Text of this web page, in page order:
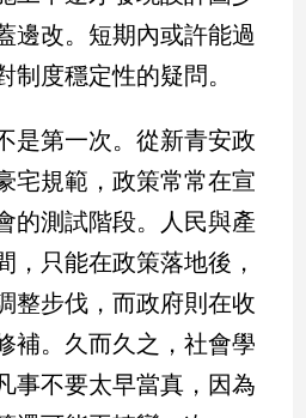
邊改。短期內或許能過
制度穩定性的疑問。
是第一次。從新青安政
宅規範，政策常常在宣
的測試階段。人民與產
，只能在政策落地後，
整步伐，而政府則在收
補。久而久之，社會學
事不要太早當真，因為